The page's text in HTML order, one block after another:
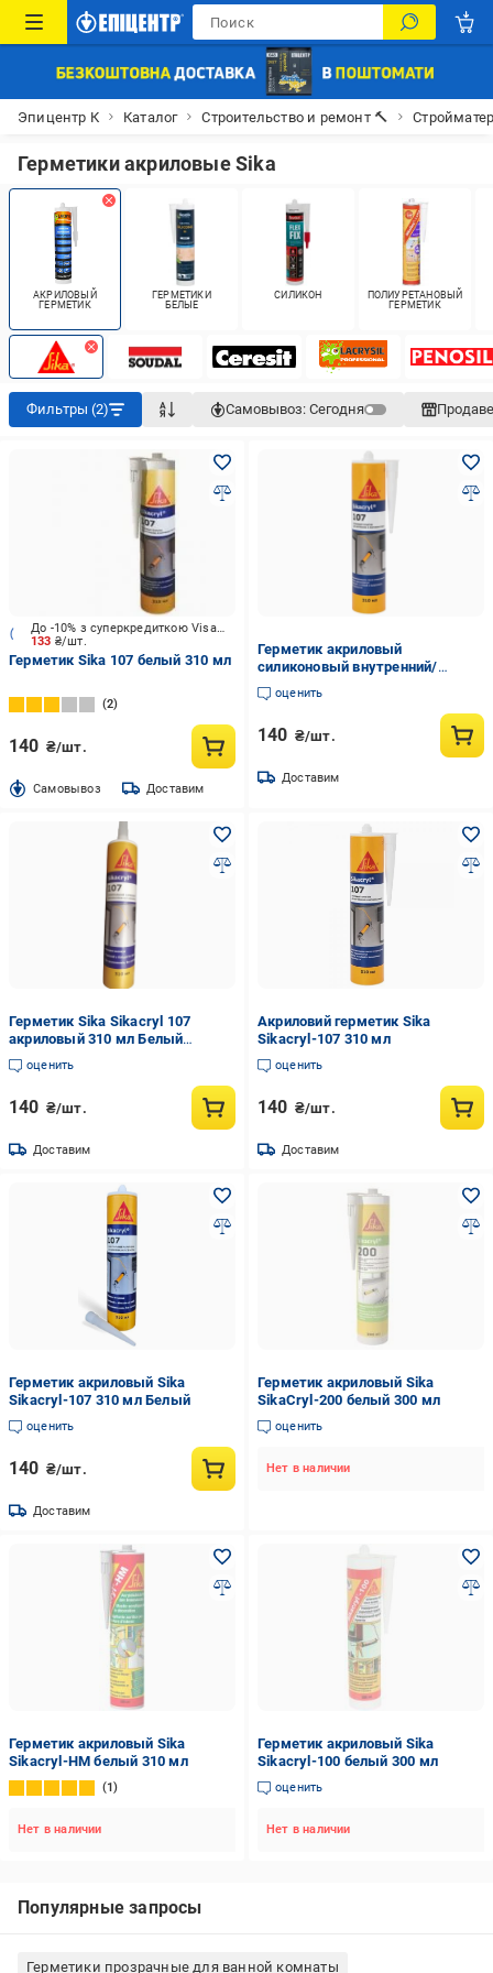
Эпицентр К Каталог Строительство и ремонт 🔨
Герметики акриловые Sika
АКРИЛОВЫЙ
ГЕРМЕТИК
ГЕРМЕТИКИ
БЕЛЫЕ
СИЛИКОН
ПОЛИУРЕТАНОВЫЙ
ГЕРМЕТИК
Фильтры (2) Самовывоз: Сегодня
133 ₴/шт.
До -10% з суперкредиткою Visa Вигода
Герметик Sika 107 белый 310 мл
2
140 ₴/шт.
Cамовывоз Доставим
Герметик акриловый
силиконовый внутренний/
наружный Sika Sikacryl 107 310
мл (562799)
оценить
140 ₴/шт.
Доставим
Герметик Sika Sikacryl 107
акриловый 310 мл Белый
(13959776)
оценить
140 ₴/шт.
Доставим
Акриловий герметик Sika
Sikacryl-107 310 мл
оценить
140 ₴/шт.
Доставим
Герметик акриловый Sika
Sikacryl-107 310 мл Белый
оценить
140 ₴/шт.
Доставим
Герметик акриловый Sika
SikaCryl-200 белый 300 мл
оценить
Нет в наличии
Герметик акриловый Sika
Sikacryl-HM белый 310 мл
1
Нет в наличии
Герметик акриловый Sika
Sikacryl-100 белый 300 мл
оценить
Нет в наличии
Популярные запросы
Герметики прозрачные для ванной комнаты